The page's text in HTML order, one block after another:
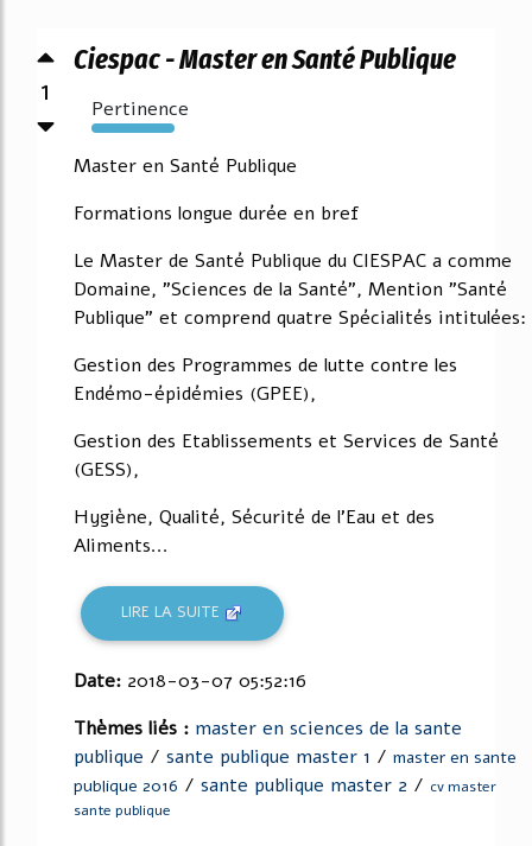
1
Ciespac - Master en Santé Publique
Pertinence
1710%
Master en Santé Publique
Formations longue durée en bref
Le Master de Santé Publique du CIESPAC a comme
Domaine, "Sciences de la Santé", Mention "Santé
Publique" et comprend quatre Spécialités intitulées:
Gestion des Programmes de lutte contre les
Endémo-épidémies (GPEE),
Gestion des Etablissements et Services de Santé
(GESS),
Hygiène, Qualité, Sécurité de l'Eau et des
Aliments...
LIRE LA SUITE
Date: 2018-03-07 05:52:16
Thèmes liés : master en sciences de la sante
publique / sante publique master 1 / master en sante
publique 2016 / sante publique master 2 / cv master
sante publique